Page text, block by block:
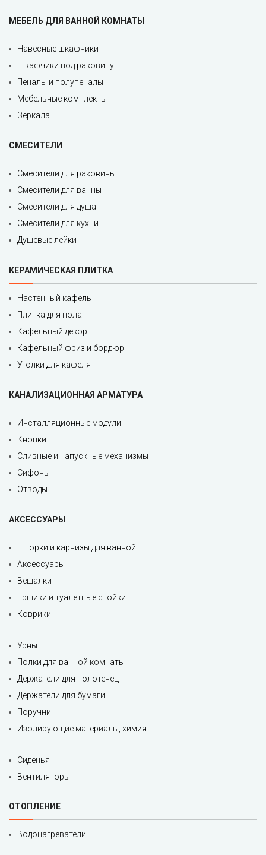
МЕБЕЛЬ ДЛЯ ВАННОЙ КОМНАТЫ
Навесные шкафчики
Шкафчики под раковину
Пеналы и полупеналы
Мебельные комплекты
Зеркала
СМЕСИТЕЛИ
Смесители для раковины
Смесители для ванны
Смесители для душа
Смесители для кухни
Душевые лейки
КЕРАМИЧЕСКАЯ ПЛИТКА
Настенный кафель
Плитка для пола
Кафельный декор
Кафельный фриз и бордюр
Уголки для кафеля
КАНАЛИЗАЦИОННАЯ АРМАТУРА
Инсталляционные модули
Кнопки
Сливные и напускные механизмы
Сифоны
Отводы
АКСЕССУАРЫ
Шторки и карнизы для ванной
Аксессуары
Вешалки
Ершики и туалетные стойки
Коврики
Урны
Полки для ванной комнаты
Держатели для полотенец
Держатели для бумаги
Поручни
Изолирующие материалы, химия
Сиденья
Вентиляторы
ОТОПЛЕНИЕ
Водонагреватели